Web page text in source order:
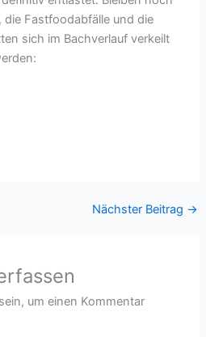
Fastfoodabfälle und die
sich im Bachverlauf verkeilt
Nächster Beitrag →
sein, um einen Kommentar